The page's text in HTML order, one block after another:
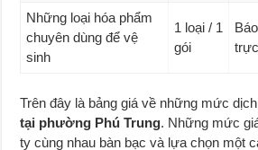
Những loại hóa phẩm
chuyên dùng để vệ
sinh
1 loại / 1
gói
Trên đây là bảng giá về những mức
tại phường Phú Trung. Những mức
ty cùng nhau bàn bạc và lựa chọn một